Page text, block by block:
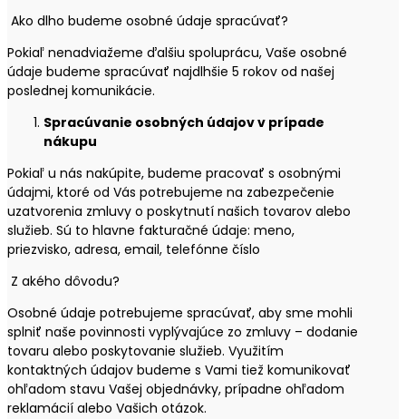
Ako dlho budeme osobné údaje spracúvať?
Pokiaľ nenadviažeme ďalšiu spoluprácu, Vaše osobné
údaje budeme spracúvať najdlhšie 5 rokov od našej
poslednej komunikácie.
Spracúvanie osobných údajov v prípade
nákupu
Pokiaľ u nás nakúpite, budeme pracovať s osobnými
údajmi, ktoré od Vás potrebujeme na zabezpečenie
uzatvorenia zmluvy o poskytnutí našich tovarov alebo
služieb. Sú to hlavne fakturačné údaje: meno,
priezvisko, adresa, email, telefónne číslo
Z akého dôvodu?
Osobné údaje potrebujeme spracúvať, aby sme mohli
splniť naše povinnosti vyplývajúce zo zmluvy – dodanie
tovaru alebo poskytovanie služieb. Využitím
kontaktných údajov budeme s Vami tiež komunikovať
ohľadom stavu Vašej objednávky, prípadne ohľadom
reklamácií alebo Vašich otázok.